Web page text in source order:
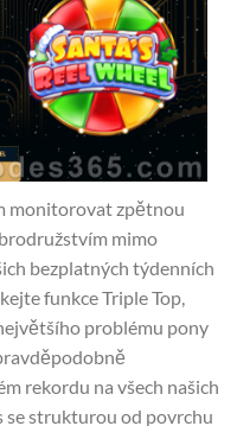
monitorovat zpětnou
mimo
bezplatných týdenních
funkce Triple Top,
problému pony
rekordu na všech našich
strukturou od povrchu